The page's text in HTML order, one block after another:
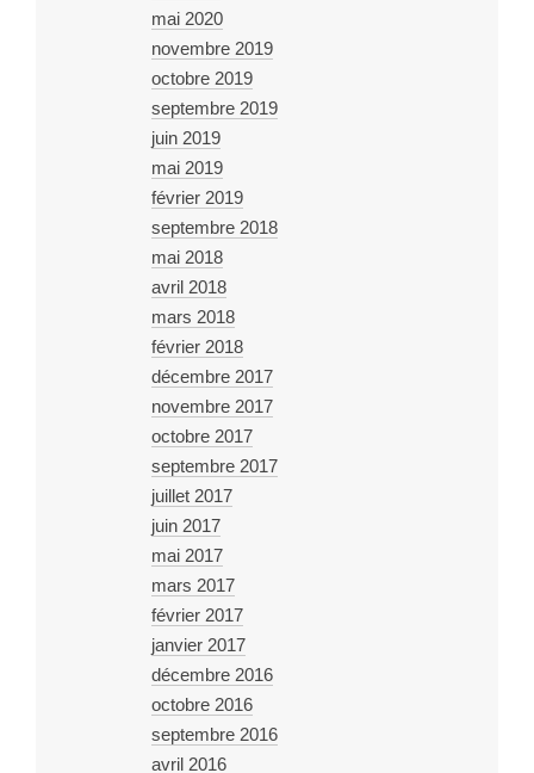
mai 2020
novembre 2019
octobre 2019
septembre 2019
juin 2019
mai 2019
février 2019
septembre 2018
mai 2018
avril 2018
mars 2018
février 2018
décembre 2017
novembre 2017
octobre 2017
septembre 2017
juillet 2017
juin 2017
mai 2017
mars 2017
février 2017
janvier 2017
décembre 2016
octobre 2016
septembre 2016
avril 2016